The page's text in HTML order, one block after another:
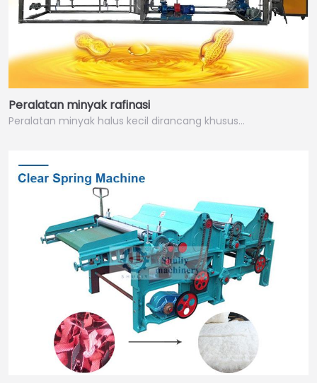
Peralatan minyak rafinasi
Peralatan minyak halus kecil dirancang khusus…